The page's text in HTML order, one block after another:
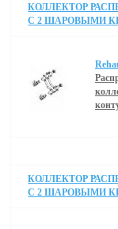
КОЛЛЕКТОР
С 2 ШАРОВЫМИ
КОЛЛЕКТОР
С 2 ШАРОВЫМИ